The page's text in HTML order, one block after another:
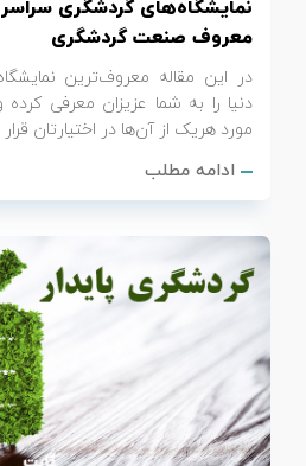
معروف صنعت گردشگری
در این مقاله معروف‌ترین
دنیا را به شما عزیزان معرفی
مورد هریک از آن‌ها در اختیارتان
ادامه مطلب